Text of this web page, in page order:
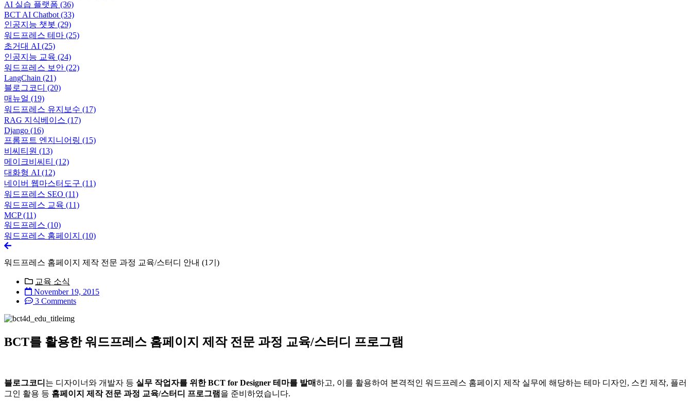
AI 실습 플랫폼 (36)
BCT AI Chatbot (33)
인공지능 챗봇 (29)
워드프레스 테마 (25)
초거대 AI (25)
인공지능 교육 (24)
워드프레스 보안 (22)
LangChain (21)
블로그코디 (20)
매뉴얼 (19)
워드프레스 유지보수 (17)
RAG 지식베이스 (17)
Django (16)
프롬프트 엔지니어링 (15)
비씨티원 (13)
메이크비씨티 (12)
대화형 AI (12)
네이버 웹마스터도구 (11)
워드프레스 SEO (11)
워드프레스 교육 (11)
MCP(11)
워드프레스 (10)
워드프레스 홈페이지 (10)
워드프레스 홈페이지 제작 전문 과정 교육/스터디 안내 (1기)
교육 소식
November 19, 2015
3 Comments
BCT를 활용한 워드프레스 홈페이지 제작 전문 과정 교육/스터디 프로그램
블로그코디 는 디자이너와 개발자 등 실무 작업자를 위한 BCT for Designer 테마를 발매하고, 이를 활용하여 본격적인 워드프레스 홈페이지 제작 실무에 해당하는 테마 디자인, 스킨 제작, 플러
그인 활용 등 홈페이지 제작 전문 과정 교육/스터디 프로그램을 준비하였습니다.